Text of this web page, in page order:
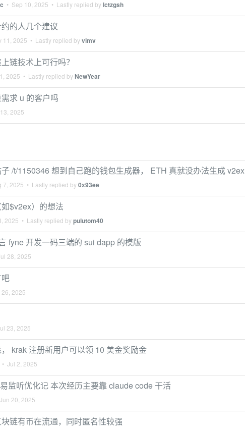
• Sep 10, 2025 • Lastly replied bylctzgsh
的人几个建议
11, 2025 • Lastly replied byvimv
链技术上可行吗？
2025 • Lastly replied byNewYear
求 u 的客户吗
2025
/t/1150346 想到自己跑的钱包生成器， ETH 真就没办法生成 v2ex
7, 2025 • Lastly replied by0x93ee
$v2ex）的想法
2025 • Lastly replied bypulutom40
fyne 开发一码三端的 sui dapp 的模版
28, 2025
2025
23, 2025
krak 注册新用户可以领 10 美金奖励金
• Jul 2, 2025
监听优化记 本次经历主要靠 claude code 干活
Jun 20, 2025
链有币在流通，同时匿名性较强